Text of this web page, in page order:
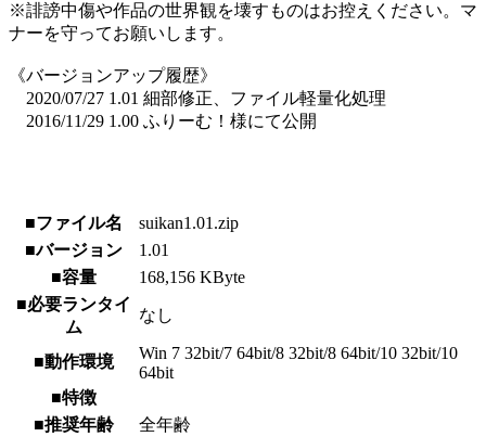
※誹謗中傷や作品の世界観を壊すものはお控えください。マ
ナーを守ってお願いします。
《バージョンアップ履歴》
2020/07/27 1.01 細部修正、ファイル軽量化処理
2016/11/29 1.00 ふりーむ！様にて公開
■ファイル名
suikan1.01.zip
■バージョン
1.01
■容量
168,156 KByte
■必要ランタイ
ム
なし
■動作環境
Win 7 32bit/7 64bit/8 32bit/8 64bit/10 32bit/10
64bit
■特徴
■推奨年齢
全年齢